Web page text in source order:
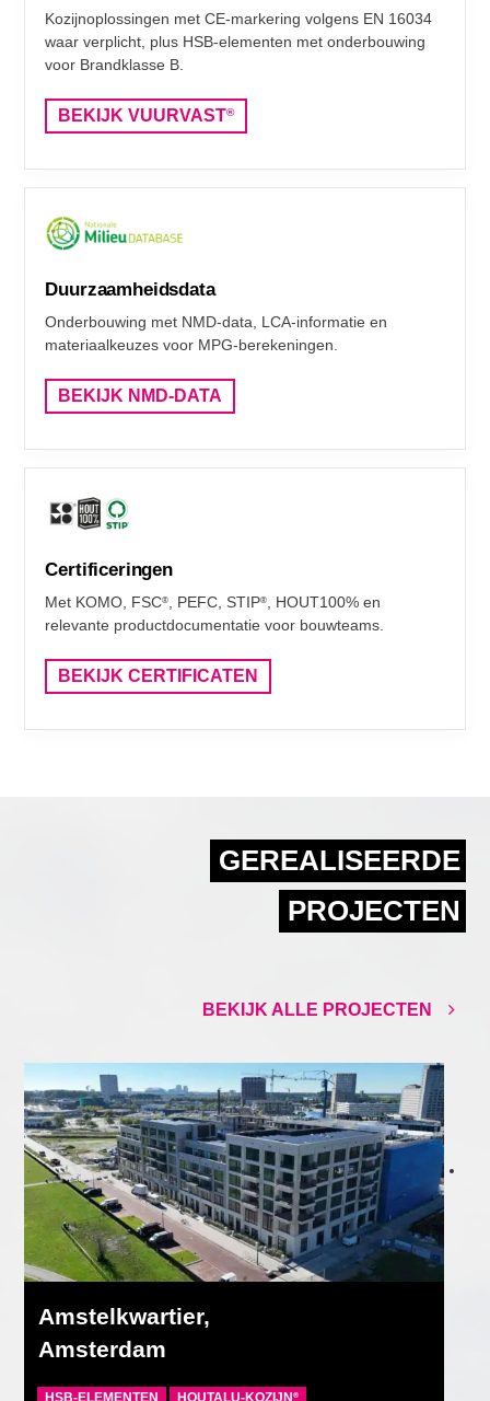
Kozijnoplossingen met CE-markering volgens EN 16034
waar verplicht, plus HSB-elementen met onderbouwing
voor Brandklasse B.
BEKIJK VUURVAST®
Duurzaamheidsdata
Onderbouwing met NMD-data, LCA-informatie en
materiaalkeuzes voor MPG-berekeningen.
BEKIJK NMD-DATA
Certificeringen
Met KOMO, FSC® , PEFC, STIP®
, HOUT100% en
relevante productdocumentatie voor bouwteams.
BEKIJK CERTIFICATEN
GEREALISEERDE
PROJECTEN
BEKIJK ALLE PROJECTEN
Amstelkwartier,
Amsterdam
HSB-ELEMENTEN HOUTALU-KOZIJN®